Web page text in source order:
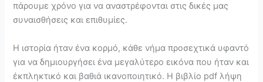
πάρουμε χρόνο για να αναστρέφονται στις δικές μας
συναισθήσεις και επιθυμίες.
Η ιστορία ήταν ένα κορμό, κάθε νήμα προσεχτικά υφαντό
για να δημιουργήσει ένα μεγαλύτερο εικόνα που ήταν και
έκπληκτικό και βαθιά ικανοποιητικό. Η βιβλίο pdf λήψη